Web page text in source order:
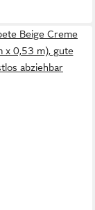
Beige Creme
x 0,53 m), gute
abziehbar